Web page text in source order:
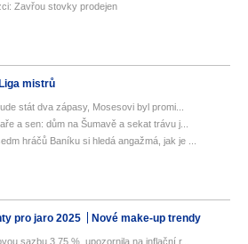
Zavřou stovky prodejen
Liga mistrů
stát dva zápasy, Mosesovi byl promi...
a sen: dům na Šumavě a sekat trávu j...
hráčů Baníku si hledá angažmá, jak je ...
pro jaro 2025 Nové make-up trendy
sazbu 3,75 %, upozornila na inflační r...